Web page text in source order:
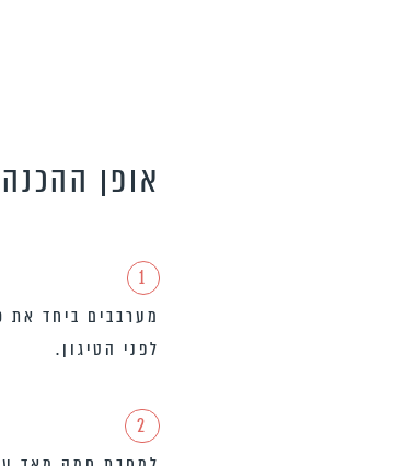
אופן ההכנה
1
מערבבים ביחד את
לפני הטיגון.
2